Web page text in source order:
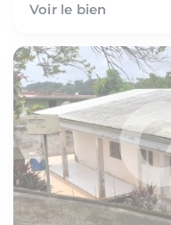
Voir le bien